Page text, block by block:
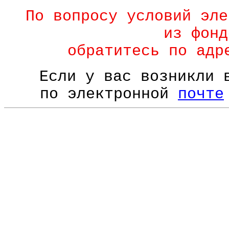
По вопросу условий
из
обратитесь по
Если у вас возникли
по электронной почте